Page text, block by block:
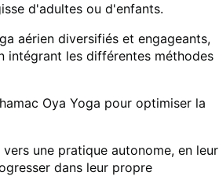
d'adultes ou d'enfants.
aérien diversifiés et engageants,
intégrant les différentes méthodes
Oya Yoga pour optimiser la
une pratique autonome, en leur
dans leur propre